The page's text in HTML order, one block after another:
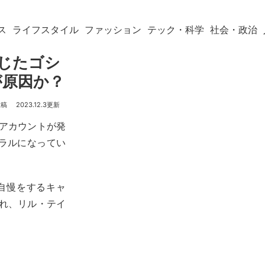
ライフスタイル ファッション テック・科学 社会・政治
たゴシ
因か？
2023.12.3
カウントが発
ルになってい
慢をするキャ
、リル・テイ